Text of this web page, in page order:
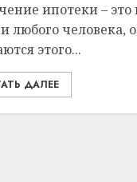
ипотеки –
любого человека,
этого...
ДАЛЕЕ